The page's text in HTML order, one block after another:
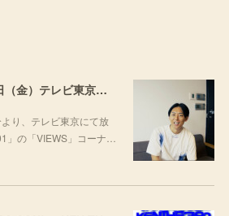
【TV出演情報】7月31日（金）テレビ東京「流派-R since2001」
り、テレビ東京にて放
」の「VIEWS」コーナ…